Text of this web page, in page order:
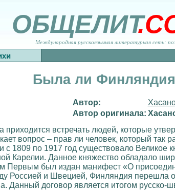
ОБЩЕЛИТ
Международная русскоязычная литературная сеть:
Была ли Финляндия
Автор:
Автор оригинала:
приходится встречать людей, которые
вопрос – прав ли человек, который так
с 1809 по 1917 год существовало
Карелии. Данное княжество обладало
Первым был издан манифест «О
Россией и Швецией, Финляндия перешла
Данный договор является итогом